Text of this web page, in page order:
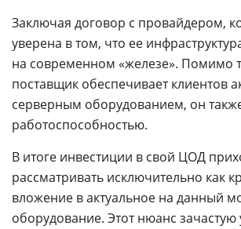
Заключая договор с провайдером,
уверена в том, что ее
на современном «железе». Помимо
поставщик обеспечивает клиентов
серверным оборудованием, он
работоспособностью.
В итоге инвестиции в свой ЦОД
рассматривать исключительно как
вложение в актуальное на данный
оборудование. Этот нюанс зачастую